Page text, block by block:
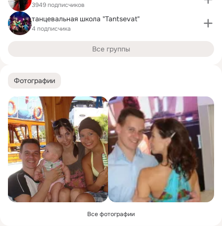
Фотографии
Все фотографии
3949 подписчиков
танцевальная школа "Tantsevat"
4 подписчика
Все группы